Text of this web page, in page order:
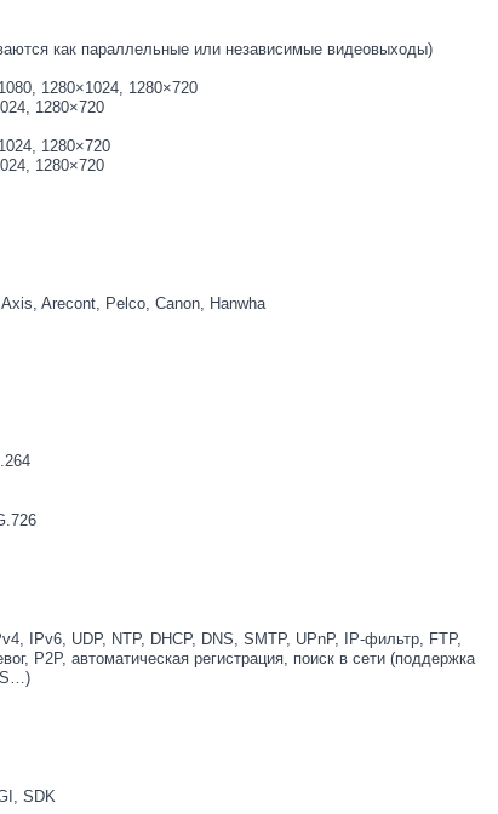
как параллельные или независимые видеовыходы)
1280×1024, 1280×720
1280×720
1280×720
1280×720
Arecont, Pelco, Canon, Hanwha
IPv6, UDP, NTP, DHCP, DNS, SMTP, UPnP, IP-фильтр, FTP,
P2P, автоматическая регистрация, поиск в сети (поддержка
SDK